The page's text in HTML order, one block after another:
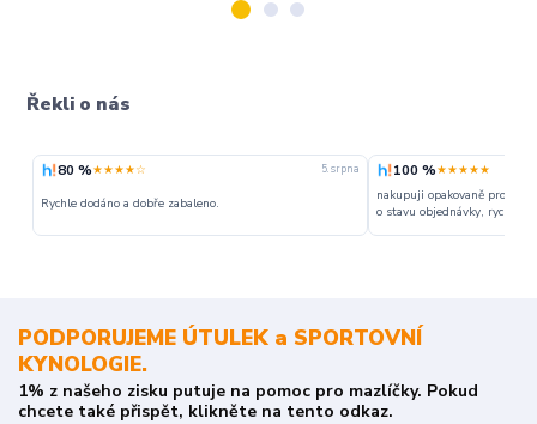
Řekli o nás
80 %★★★★☆ 5. srpna
Rychle dodáno a dobře zabaleno.
100 %★★★★★
nakupuji opakovaně pro
o stavu objednávky, rychlost
PODPORUJEME ÚTULEK a SPORTOVNÍ
KYNOLOGIE.
1% z našeho zisku putuje na pomoc pro mazlíčky. Pokud
chcete také přispět, klikněte na tento odkaz.